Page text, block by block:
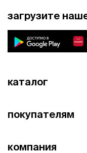
загрузите
каталог
покупателям
компания